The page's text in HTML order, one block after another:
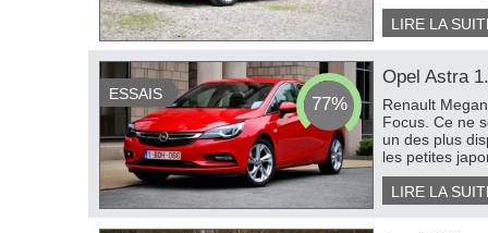
LIRE LA
Opel Astra
Renault
Focus. Ce ne
un des plus
les petites
LIRE LA
ESSAIS 77%